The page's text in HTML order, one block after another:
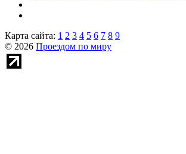
Карта сайта: 1 2 3 4 5 6 7 8 9
© 2026 Проездом по миру